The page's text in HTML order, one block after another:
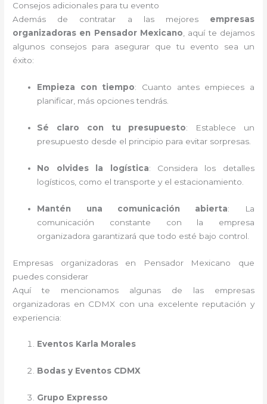
Consejos adicionales para tu evento
Además de contratar a las mejores empresas
organizadoras en Pensador Mexicano , aquí te dejamos
algunos consejos para asegurar que tu evento sea un
éxito:
Empieza con tiempo: Cuanto antes empieces a
planificar, más opciones tendrás.
Sé claro con tu presupuesto: Establece un
presupuesto desde el principio para evitar sorpresas.
No olvides la logística: Considera los detalles
logísticos, como el transporte y el estacionamiento.
Mantén una comunicación abierta: La
comunicación constante con la empresa
organizadora garantizará que todo esté bajo control.
Empresas organizadoras en Pensador Mexicano que
puedes considerar
Aquí te mencionamos algunas de las empresas
organizadoras en CDMX con una excelente reputación y
experiencia:
Eventos Karla Morales
Bodas y Eventos CDMX
Grupo Expresso